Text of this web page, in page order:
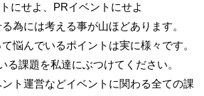
にせよ、PRイベントにせよ
為には考える事が山ほどあります。
悩んでいるポイントは実に様々です。
る課題を私達にぶつけてください。
ト運営などイベントに関わる全ての課